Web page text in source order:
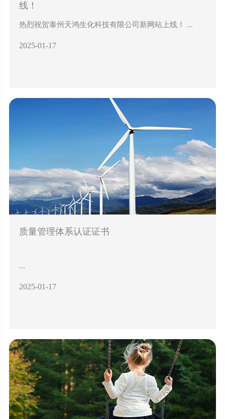
线！
热烈祝贺泰州天鸿生化科技有限公司新网站上线！ ...
2025-01-17
质量管理体系认证证书
...
2025-01-17